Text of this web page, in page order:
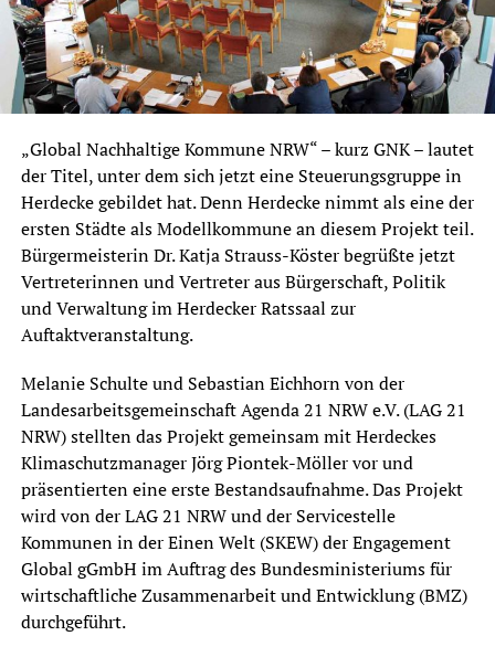
„Global Nachhaltige Kommune NRW“ – kurz GNK – lautet
der Titel, unter dem sich jetzt eine Steuerungsgruppe in
Herdecke gebildet hat. Denn Herdecke nimmt als eine der
ersten Städte als Modellkommune an diesem Projekt teil.
Bürgermeisterin Dr. Katja Strauss-Köster begrüßte jetzt
Vertreterinnen und Vertreter aus Bürgerschaft, Politik
und Verwaltung im Herdecker Ratssaal zur
Auftaktveranstaltung.
Melanie Schulte und Sebastian Eichhorn von der
Landesarbeitsgemeinschaft Agenda 21 NRW e.V. (LAG 21
NRW) stellten das Projekt gemeinsam mit Herdeckes
Klimaschutzmanager Jörg Piontek-Möller vor und
präsentierten eine erste Bestandsaufnahme. Das Projekt
wird von der LAG 21 NRW und der Servicestelle
Kommunen in der Einen Welt (SKEW) der Engagement
Global gGmbH im Auftrag des Bundesministeriums für
wirtschaftliche Zusammenarbeit und Entwicklung (BMZ)
durchgeführt.